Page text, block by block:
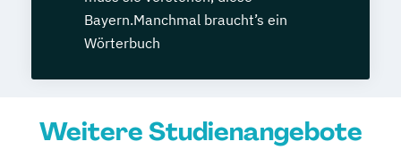
Bayern.Manchmal braucht’s ein
Wörterbuch
Weitere Studienangebote